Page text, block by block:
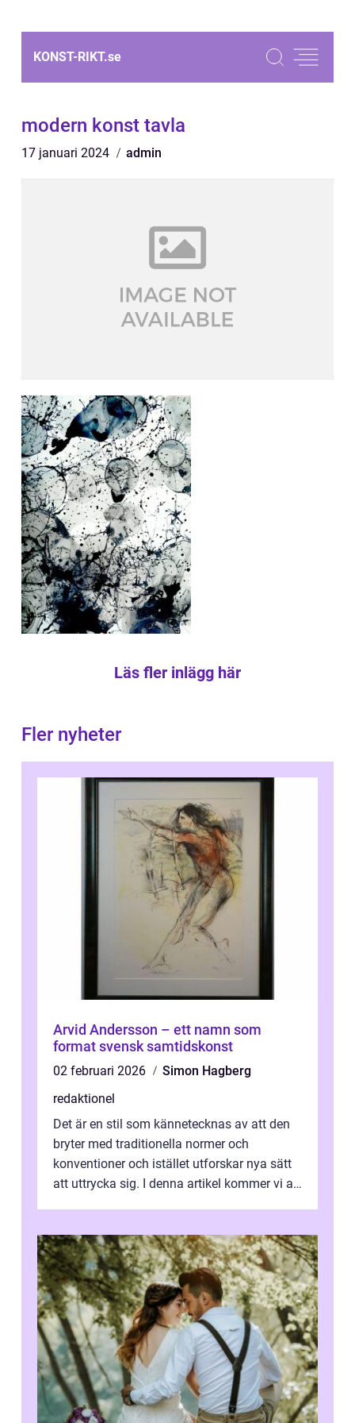
KONST-RIKT.se
modern konst tavla
17 januari 2024 admin
Läs fler inlägg här
Fler nyheter
Arvid Andersson – ett namn som
format svensk samtidskonst
02 februari 2026
Simon Hagberg
redaktionel
Det är en stil som kännetecknas av att den
bryter med traditionella normer och
konventioner och istället utforskar nya sätt
att uttrycka sig. I denna artikel kommer vi att